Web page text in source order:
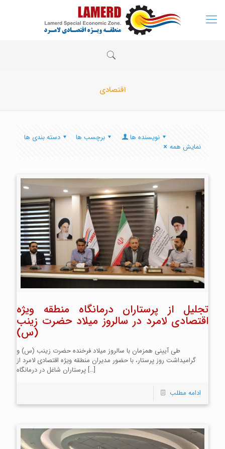
اقتصادی
دسته بندی ها برچسب ها
نویسنده ها
نمایش همه
تجلیل از پرستاران درمانگاه منطقه ویژه
اقتصادی لامرد در سالروز میلاد حضرت زینب
(س)
طی آیینی همزمان با سالروز میلاد فرخنده حضرت زینب (س) و
گرامیداشت روز پرستار، با حضور مدیران منطقه ویژه اقتصادی لامرد از
پرستاران شاغل در درمانگاه […]
ادامه مطلب